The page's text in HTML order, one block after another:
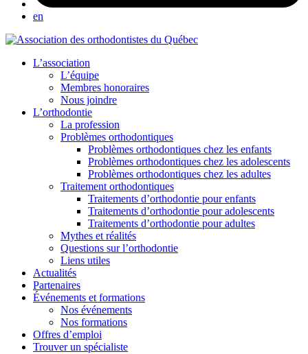
en
L’association
L’équipe
Membres honoraires
Nous joindre
L’orthodontie
La profession
Problèmes orthodontiques
Problèmes orthodontiques chez les enfants
Problèmes orthodontiques chez les adolescents
Problèmes orthodontiques chez les adultes
Traitement orthodontiques
Traitements d’orthodontie pour enfants
Traitements d’orthodontie pour adolescents
Traitements d’orthodontie pour adultes
Mythes et réalités
Questions sur l’orthodontie
Liens utiles
Actualités
Partenaires
Événements et formations
Nos événements
Nos formations
Offres d’emploi
Trouver un spécialiste